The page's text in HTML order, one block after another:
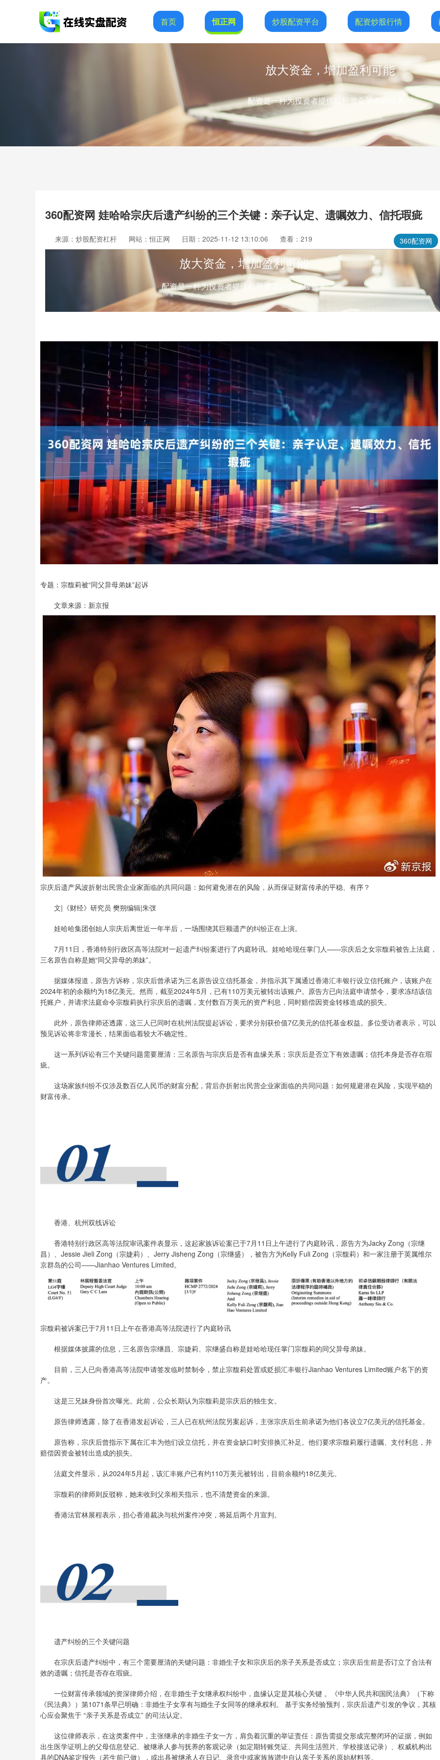
首页 恒正网 炒股配资平台 配资炒股行情
放大资金，增加盈利可能
配资是一种为投资者提供杠杆资金的金融服务！
360配资网 娃哈哈宗庆后遗产纠纷的三个关键：亲子认定、遗嘱效力、信托瑕疵
360配资网
来源：炒股配资杠杆 网站：恒正网 日期：2025-11-12 13:10:06 查看：219
放大资金，增加盈利可能
配资是一种为投资者提供杠杆资金的金融服务！
专题：宗馥莉被“同父异母弟妹”起诉
文章来源：新京报
宗庆后遗产风波折射出民营企业家面临的共同问题：如何避免潜在的风险，从而保证财富传承的平稳、有序？
文|《财经》研究员 樊朔编辑|朱弢
娃哈哈集团创始人宗庆后离世近一年半后，一场围绕其巨额遗产的纠纷正在上演。
7月11日，香港特别行政区高等法院对一起遗产纠纷案进行了内庭聆讯。娃哈哈现任掌门人——宗庆后之女宗馥莉被告上法庭，
三名原告自称是她“同父异母的弟妹”。
据媒体报道，原告方诉称，宗庆后曾承诺为三名原告设立信托基金，并指示其下属通过香港汇丰银行设立信托账户，该账户在
2024年初的余额约为18亿美元。然而，截至2024年5月，已有110万美元被转出该账户。原告方已向法庭申请禁令，要求冻结该信
托账户，并请求法庭命令宗馥莉执行宗庆后的遗嘱，支付数百万美元的资产利息，同时赔偿因资金转移造成的损失。
此外，原告律师还透露，这三人已同时在杭州法院提起诉讼，要求分别获价值7亿美元的信托基金权益。多位受访者表示，可以
预见诉讼将非常漫长，结果面临着较大不确定性。
这一系列诉讼有三个关键问题需要厘清：三名原告与宗庆后是否有血缘关系；宗庆后是否立下有效遗嘱；信托本身是否存在瑕
疵。
这场家族纠纷不仅涉及数百亿人民币的财富分配，背后亦折射出民营企业家面临的共同问题：如何规避潜在风险，实现平稳的
财富传承。
香港、杭州双线诉讼
香港特别行政区高等法院审讯案件表显示，这起家族诉讼案已于7月11日上午进行了内庭聆讯，原告方为Jacky Zong（宗继
昌）、Jessie Jieli Zong（宗婕莉）、Jerry Jisheng Zong（宗继盛），被告方为Kelly Fuli Zong（宗馥莉）和一家注册于英属维尔
京群岛的公司——Jianhao Ventures Limited。
宗馥莉被诉案已于7月11日上午在香港高等法院进行了内庭聆讯
根据媒体披露的信息，三名原告宗继昌、宗婕莉、宗继盛自称是娃哈哈现任掌门宗馥莉的同父异母弟妹。
目前，三人已向香港高等法院申请签发临时禁制令，禁止宗馥莉处置或贬损汇丰银行Jianhao Ventures Limited账户名下的资
产。
这是三兄妹身份首次曝光。此前，公众长期认为宗馥莉是宗庆后的独生女。
原告律师透露，除了在香港发起诉讼，三人已在杭州法院另案起诉，主张宗庆后生前承诺为他们各设立7亿美元的信托基金。
原告称，宗庆后曾指示下属在汇丰为他们设立信托，并在资金缺口时安排换汇补足。他们要求宗馥莉履行遗嘱、支付利息，并
赔偿因资金被转出造成的损失。
法庭文件显示，从2024年5月起，该汇丰账户已有约110万美元被转出，目前余额约18亿美元。
宗馥莉的律师则反驳称，她未收到父亲相关指示，也不清楚资金的来源。
香港法官林展程表示，担心香港裁决与杭州案件冲突，将延后两个月宣判。
遗产纠纷的三个关键问题
在宗庆后遗产纠纷中，有三个需要厘清的关键问题：非婚生子女和宗庆后的亲子关系是否成立；宗庆后生前是否订立了合法有
效的遗嘱；信托是否存在瑕疵。
一位财富传承领域的资深律师介绍，在非婚生子女继承权纠纷中，血缘认定是其核心关键 。《中华人民共和国民法典》（下称
《民法典》）第1071条早已明确：非婚生子女享有与婚生子女同等的继承权利。 基于实务经验预判，宗庆后遗产引发的争议，其核
心应会聚焦于 “亲子关系是否成立” 的司法认定。
这位律师表示，在这类案件中，主张继承的非婚生子女一方，肩负着沉重的举证责任：原告需提交形成完整闭环的证据，例如
出生医学证明上的父母信息登记、被继承人参与抚养的客观记录（如定期转账凭证、共同生活照片、学校接送记录）、权威机构出
具的DNA鉴定报告（若生前已做），或出具被继承人在日记、录音中或家族族谱中自认亲子关系的原始材料等。